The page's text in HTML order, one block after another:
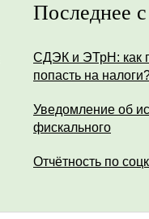
Последнее
СДЭК и ЭТрН: как
попасть на
Уведомление об
фискального
Отчётность по